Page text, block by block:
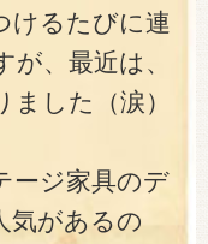
けるたびに連
、最近は、
した（涙）
ージ家具のデ
気があるの